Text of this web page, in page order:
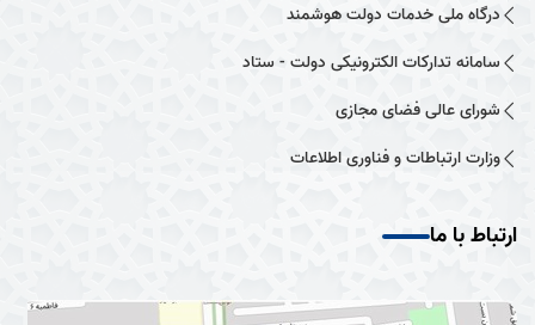
درگاه ملی خدمات دولت هوشمند
سامانه تدارکات الکترونیکی دولت - ستاد
شورای عالی فضای مجازی
وزارت ارتباطات و فناوری اطلاعات
ارتباط با ما